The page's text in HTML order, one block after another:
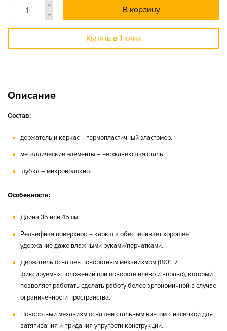
В корзину
Купить в 1 клик
Описание
Состав:
держатель и каркас – термопластичный эластомер.
металлические элементы – нержавеющая сталь.
шубка – микроволокно.
Особенности:
Длина 35 или 45 см.
Рельефная поверхность каркаса обеспечивает хорошее
удержание даже влажными руками/перчатками.
Держатель оснащен поворотным механизмом (180°: 7
фиксируемых положений при повороте влево и вправо), который
позволяет работать сделать работу более эргономичной в случае
ограниченности пространства.
Поворотный механизм оснащен стальным винтом с насечкой для
затягивания и придания упругости конструкции.